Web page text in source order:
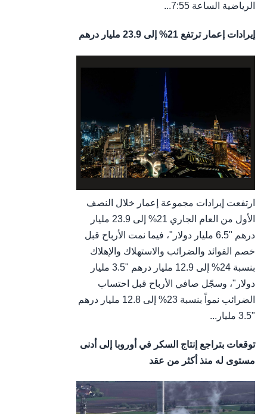
الرياضية الساعة 7:55...
إيرادات إعمار ترتفع 21% إلى 23.9 مليار درهم
ارتفعت إيرادات مجموعة إعمار خلال النصف
الأول من العام الجاري 21% إلى 23.9 مليار
درهم "6.5 مليار دولار"، فيما نمت الأرباح قبل
خصم الفوائد والضرائب والاستهلاك والإهلاك
بنسبة 24% إلى 12.9 مليار درهم "3.5 مليار
دولار"، وسجّل صافي الأرباح قبل احتساب
الضرائب نمواً بنسبة 23% إلى 12.8 مليار درهم
"3.5 مليار...
توقعات بتراجع إنتاج السكر في أوروبا إلى أدنى
مستوى له منذ أكثر من عقد